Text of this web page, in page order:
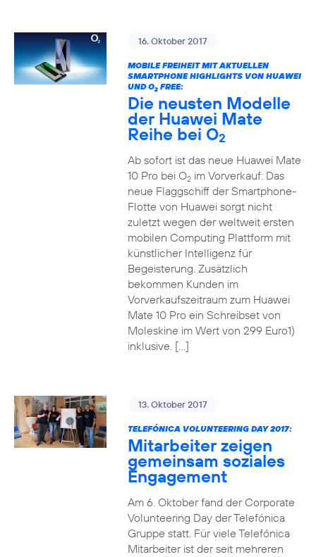
16. Oktober 2017
MOBILE FREIHEIT MIT AKTUELLEN
SMARTPHONE HIGHLIGHTS VON HUAWEI
UND O2FREE:
Die neusten Modelle
der Huawei Mate
Reihe bei O2
Ab sofort ist das neue Huawei Mate
10 Pro bei O2im Vorverkauf: Das
neue Flaggschiff der Smartphone-
Flotte von Huawei sorgt nicht
zuletzt wegen der weltweit ersten
mobilen Computing Plattform mit
künstlicher Intelligenz für
Begeisterung. Zusätzlich
bekommen Kunden im
Vorverkaufszeitraum zum Huawei
Mate 10 Pro ein Schreibset von
Moleskine im Wert von 299 Euro1)
inklusive. […]
13. Oktober 2017
TELEFÓNICA VOLUNTEERING DAY 2017:
Mitarbeiter zeigen
gemeinsam soziales
Engagement
Am 6. Oktober fand der Corporate
Volunteering Day der Telefónica
Gruppe statt. Für viele Telefónica
Mitarbeiter ist der seit mehreren